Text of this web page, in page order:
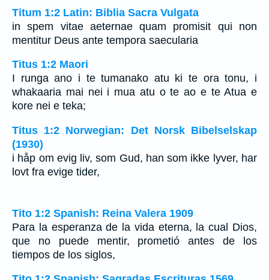
Titum 1:2 Latin: Biblia Sacra Vulgata
in spem vitae aeternae quam promisit qui non
mentitur Deus ante tempora saecularia
Titus 1:2 Maori
I runga ano i te tumanako atu ki te ora tonu, i
whakaaria mai nei i mua atu o te ao e te Atua e
kore nei e teka;
Titus 1:2 Norwegian: Det Norsk Bibelselskap
(1930)
i håp om evig liv, som Gud, han som ikke lyver, har
lovt fra evige tider,
Tito 1:2 Spanish: Reina Valera 1909
Para la esperanza de la vida eterna, la cual Dios,
que no puede mentir, prometió antes de los
tiempos de los siglos,